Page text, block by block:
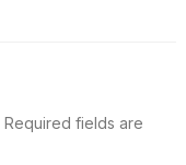
Required fields are